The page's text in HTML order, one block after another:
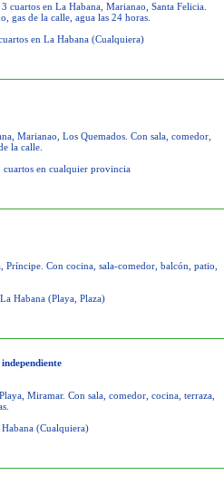
cuartos en La Habana, Marianao, Santa Felicia.
gas de la calle, agua las 24 horas.
en La Habana (Cualquiera)
Marianao, Los Quemados. Con sala, comedor,
la calle.
en cualquier provincia
Con cocina, sala-comedor, balcón, patio,
Habana (Playa, Plaza)
Miramar. Con sala, comedor, cocina, terraza,
(Cualquiera)